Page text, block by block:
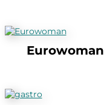
Eurowoman